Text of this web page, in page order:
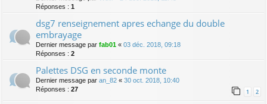
Réponses : 1
dsg7 renseignement apres echange du double
embrayage
Dernier message par fab01 « 03 déc. 2018, 09:18
Réponses : 2
Palettes DSG en seconde monte
Dernier message par an_82 « 30 oct. 2018, 10:40
Réponses : 27 1 2